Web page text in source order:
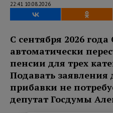
22:41 10.08.2026
С сентября 2026
автоматически
пенсии для трех
Подавать заявления
прибавки не
депутат Госдумы